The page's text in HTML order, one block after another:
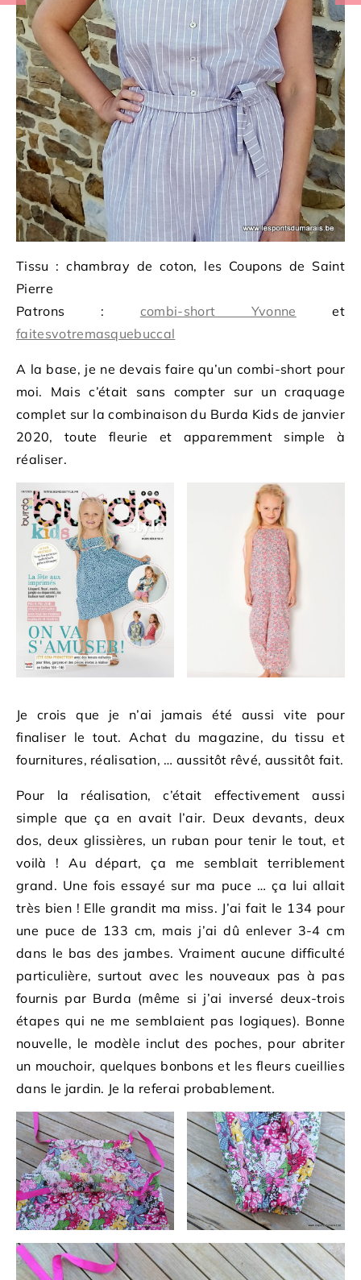
Tissu : chambray de coton, les Coupons de Saint
Pierre
Patrons : combi-short Yvonne et
faitesvotremasquebuccal
A la base, je ne devais faire qu’un combi-short pour
moi. Mais c’était sans compter sur un craquage
complet sur la combinaison du Burda Kids de janvier
2020, toute fleurie et apparemment simple à
réaliser.
Je crois que je n’ai jamais été aussi vite pour
finaliser le tout. Achat du magazine, du tissu et
fournitures, réalisation, … aussitôt rêvé, aussitôt fait.
Pour la réalisation, c’était effectivement aussi
simple que ça en avait l’air. Deux devants, deux
dos, deux glissières, un ruban pour tenir le tout, et
voilà ! Au départ, ça me semblait terriblement
grand. Une fois essayé sur ma puce … ça lui allait
très bien ! Elle grandit ma miss. J’ai fait le 134 pour
une puce de 133 cm, mais j’ai dû enlever 3-4 cm
dans le bas des jambes. Vraiment aucune difficulté
particulière, surtout avec les nouveaux pas à pas
fournis par Burda (même si j’ai inversé deux-trois
étapes qui ne me semblaient pas logiques). Bonne
nouvelle, le modèle inclut des poches, pour abriter
un mouchoir, quelques bonbons et les fleurs cueillies
dans le jardin. Je la referai probablement.